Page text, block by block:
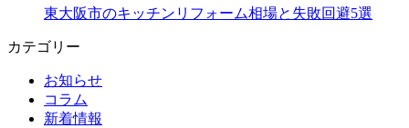
東大阪市のキッチンリフォーム相場と失敗回避5選
カテゴリー
お知らせ
コラム
新着情報